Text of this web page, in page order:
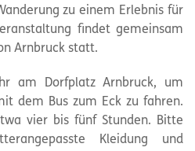
zu einem Erlebnis für
findet gemeinsam
Arnbruck statt.
am Dorfplatz Arnbruck, um
dem Bus zum Eck zu fahren.
vier bis fünf Stunden. Bitte
Kleidung und